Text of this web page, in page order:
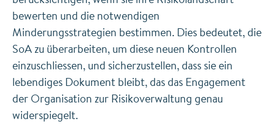
bewerten und die notwendigen
Minderungsstrategien bestimmen. Dies bedeutet, die
SoA zu überarbeiten, um diese neuen Kontrollen
einzuschliessen, und sicherzustellen, dass sie ein
lebendiges Dokument bleibt, das das Engagement
der Organisation zur Risikoverwaltung genau
widerspiegelt.